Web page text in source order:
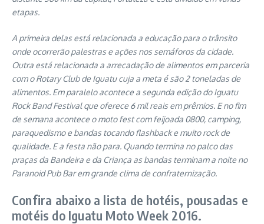
etapas.
A primeira delas está relacionada a educação para o trânsito
onde ocorrerão palestras e ações nos semáforos da cidade.
Outra está relacionada a arrecadação de alimentos em parceria
com o Rotary Club de Iguatu cuja a meta é são 2 toneladas de
alimentos. Em paralelo acontece a segunda edição do Iguatu
Rock Band Festival que oferece 6 mil reais em prêmios. E no fim
de semana acontece o moto fest com feijoada 0800, camping,
paraquedismo e bandas tocando flashback e muito rock de
qualidade. E a festa não para. Quando termina no palco das
praças da Bandeira e da Criança as bandas terminam a noite no
Paranoid Pub Bar em grande clima de confraternização.
Confira abaixo a lista de hotéis, pousadas e
motéis do Iguatu Moto Week 2016.